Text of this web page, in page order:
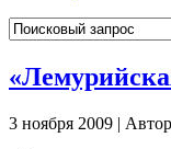
3 ноября 2009 |